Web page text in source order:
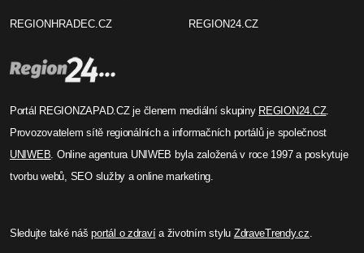
REGIONHRADEC.CZ REGION24.CZ
Portál REGIONZAPAD.CZ je členem mediální skupiny REGION24.CZ.
Provozovatelem sítě regionálních a informačních portálů je společnost
UNIWEB. Online agentura UNIWEB byla založená v roce 1997 a poskytuje
tvorbu webů, SEO služby a online marketing.
Sledujte také nášportál o zdravía životním stylu ZdraveTrendy.cz.